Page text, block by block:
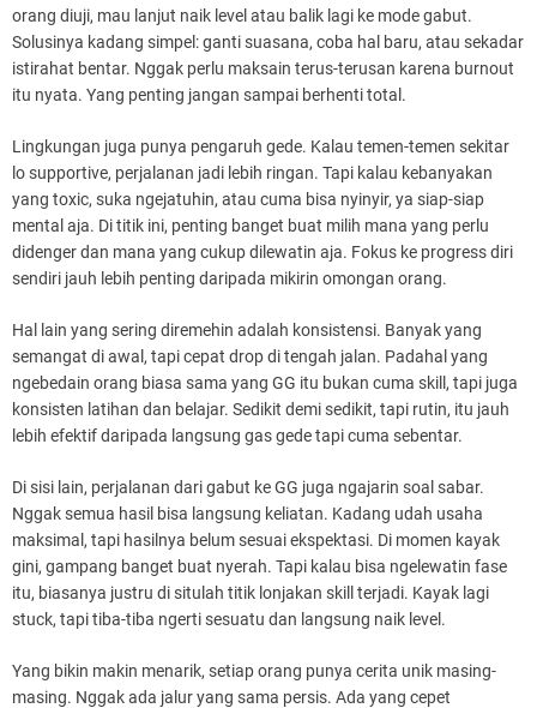
orang diuji, mau lanjut naik level atau balik lagi ke mode gabut.
Solusinya kadang simpel: ganti suasana, coba hal baru, atau sekadar
istirahat bentar. Nggak perlu maksain terus-terusan karena burnout
itu nyata. Yang penting jangan sampai berhenti total.
Lingkungan juga punya pengaruh gede. Kalau temen-temen sekitar
lo supportive, perjalanan jadi lebih ringan. Tapi kalau kebanyakan
yang toxic, suka ngejatuhin, atau cuma bisa nyinyir, ya siap-siap
mental aja. Di titik ini, penting banget buat milih mana yang perlu
didenger dan mana yang cukup dilewatin aja. Fokus ke progress diri
sendiri jauh lebih penting daripada mikirin omongan orang.
Hal lain yang sering diremehin adalah konsistensi. Banyak yang
semangat di awal, tapi cepat drop di tengah jalan. Padahal yang
ngebedain orang biasa sama yang GG itu bukan cuma skill, tapi juga
konsisten latihan dan belajar. Sedikit demi sedikit, tapi rutin, itu jauh
lebih efektif daripada langsung gas gede tapi cuma sebentar.
Di sisi lain, perjalanan dari gabut ke GG juga ngajarin soal sabar.
Nggak semua hasil bisa langsung keliatan. Kadang udah usaha
maksimal, tapi hasilnya belum sesuai ekspektasi. Di momen kayak
gini, gampang banget buat nyerah. Tapi kalau bisa ngelewatin fase
itu, biasanya justru di situlah titik lonjakan skill terjadi. Kayak lagi
stuck, tapi tiba-tiba ngerti sesuatu dan langsung naik level.
Yang bikin makin menarik, setiap orang punya cerita unik masing-
masing. Nggak ada jalur yang sama persis. Ada yang cepet